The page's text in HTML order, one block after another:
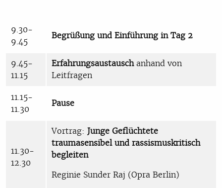
9.30-
9.45
Begrüßung und Einführung in Tag 2
9.45-
11.15
Erfahrungsaustauschanhand von
Leitfragen
11.15-
11.30
Pause
11.30-
12.30
Vortrag: Junge Geflüchtete
traumasensibel und rassismuskritisch
begleiten
Reginie Sunder Raj (Opra Berlin)